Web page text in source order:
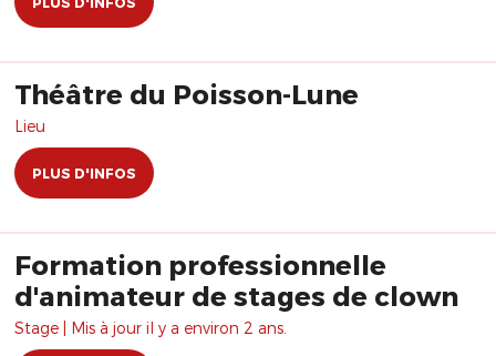
Théâtre du Poisson-Lune
Lieu
PLUS D'INFOS
Formation professionnelle
d'animateur de stages de clown
Stage | Mis à jour il y a environ 2 ans.